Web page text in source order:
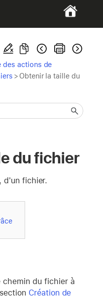
des actions de
> Obtenir la taille du
du fichier
d'un fichier.
chemin du fichier à
Création de